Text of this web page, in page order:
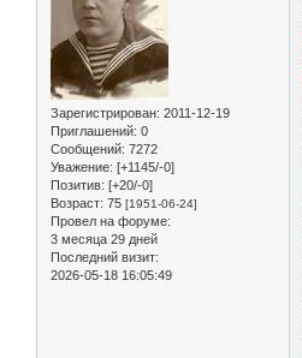
Зарегистрирован: 2011-12-19
Приглашений: 0
Сообщений: 7272
Уважение: [+1145/-0]
Позитив: [+20/-0]
Возраст: 75 [1951-06-24]
Провел на форуме:
3 месяца 29 дней
Последний визит:
2026-05-18 16:05:49